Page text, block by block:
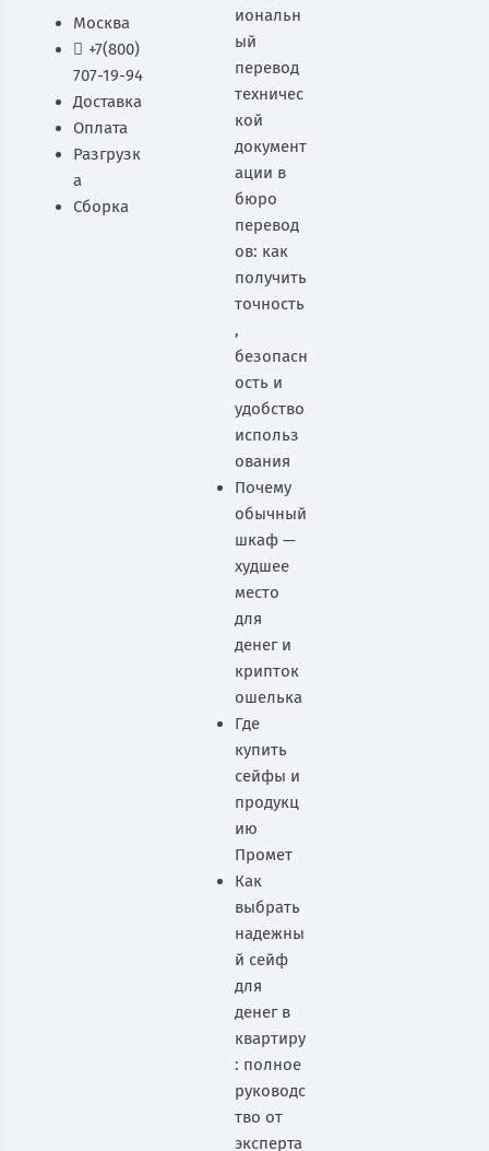
Москва
+7(800)
707-19-94
Доставка
Оплата
Разгрузк
а
Сборка
иональн
ый
перевод
техничес
кой
документ
ации в
бюро
перевод
ов: как
получить
точность
,
безопасн
ость и
удобство
использ
ования
Почему
обычный
шкаф —
худшее
место
для
денег и
крипток
ошелька
Где
купить
сейфы и
продукц
ию
Промет
Как
выбрать
надежны
й сейф
для
денег в
квартиру
: полное
руководс
тво от
эксперта